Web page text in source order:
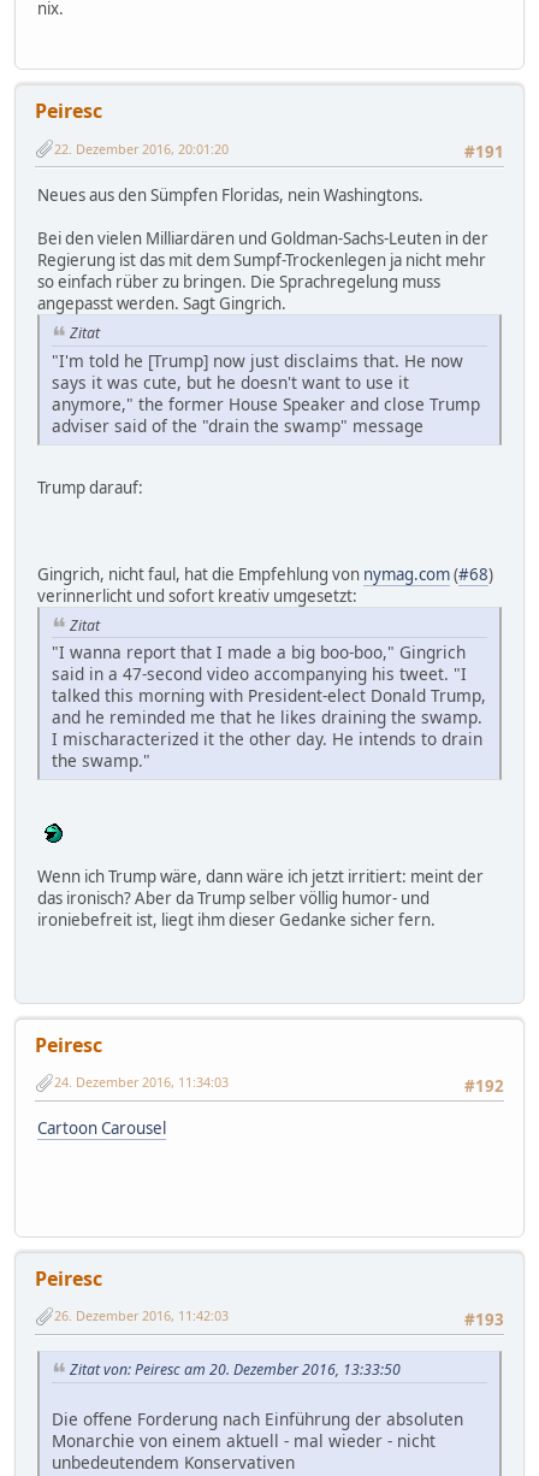
nix.
Peiresc
#191
22. Dezember 2016, 20:01:20
Neues aus den Sümpfen Floridas, nein Washingtons.
Bei den vielen Milliardären und Goldman-Sachs-Leuten in der
Regierung ist das mit dem Sumpf-Trockenlegen ja nicht mehr
so einfach rüber zu bringen. Die Sprachregelung muss
angepasst werden. Sagt Gingrich.
Zitat
"I'm told he [Trump] now just disclaims that. He now
says it was cute, but he doesn't want to use it
anymore," the former House Speaker and close Trump
adviser said of the "drain the swamp" message
Trump darauf:
Gingrich, nicht faul, hat die Empfehlung von nymag.com(#68)
verinnerlicht und sofort kreativ umgesetzt:
Zitat
"I wanna report that I made a big boo-boo," Gingrich
said in a 47-second video accompanying his tweet. "I
talked this morning with President-elect Donald Trump,
and he reminded me that he likes draining the swamp.
I mischaracterized it the other day. He intends to drain
the swamp."
Wenn ich Trump wäre, dann wäre ich jetzt irritiert: meint der
das ironisch? Aber da Trump selber völlig humor- und
ironiebefreit ist, liegt ihm dieser Gedanke sicher fern.
Peiresc
#192
24. Dezember 2016, 11:34:03
Cartoon Carousel
Peiresc
#193
26. Dezember 2016, 11:42:03
Zitat von: Peiresc am 20. Dezember 2016, 13:33:50
Die offene Forderung nach Einführung der absoluten
Monarchie von einem aktuell - mal wieder - nicht
unbedeutendem Konservativen